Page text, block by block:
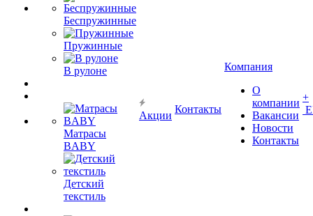
Беспружинные
Пружинные
В рулоне
Матрасы
BABY
Детский
текстиль
Акции
Контакты
Компания
О
компании
Вакансии
Новости
Контакты
+